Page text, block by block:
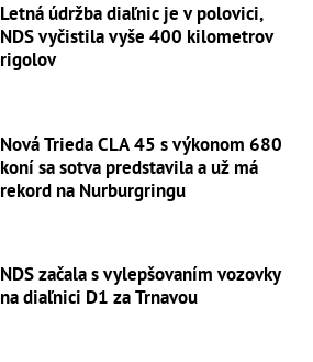
Letná údržba diaľnic je v polovici,
NDS vyčistila vyše 400 kilometrov
rigolov
Nová Trieda CLA 45 s výkonom 680
koní sa sotva predstavila a už má
rekord na Nurburgringu
NDS začala s vylepšovaním vozovky
na diaľnici D1 za Trnavou